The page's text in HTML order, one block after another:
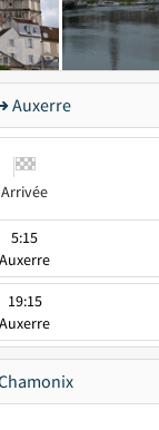
Auxerre
Arrivée
5:15
Auxerre
19:15
Auxerre